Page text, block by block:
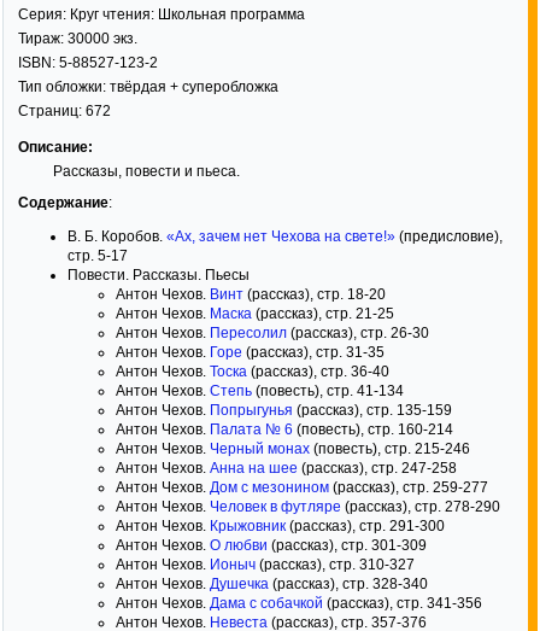
Серия: Круг чтения: Школьная программа
Тираж: 30000 экз.
ISBN: 5-88527-123-2
Тип обложки: твёрдая + суперобложка
Страниц: 672
Описание:
Рассказы, повести и пьеса.
Содержание:
В. Б. Коробов. «Ах, зачем нет Чехова на свете!» (предисловие),
стр. 5-17
Повести. Рассказы. Пьесы
Антон Чехов. Винт (рассказ), стр. 18-20
Антон Чехов. Маска (рассказ), стр. 21-25
Антон Чехов. Пересолил (рассказ), стр. 26-30
Антон Чехов. Горе (рассказ), стр. 31-35
Антон Чехов. Тоска (рассказ), стр. 36-40
Антон Чехов. Степь (повесть), стр. 41-134
Антон Чехов. Попрыгунья (рассказ), стр. 135-159
Антон Чехов. Палата № 6 (повесть), стр. 160-214
Антон Чехов. Черный монах (повесть), стр. 215-246
Антон Чехов. Анна на шее (рассказ), стр. 247-258
Антон Чехов. Дом с мезонином (рассказ), стр. 259-277
Антон Чехов. Человек в футляре (рассказ), стр. 278-290
Антон Чехов. Крыжовник (рассказ), стр. 291-300
Антон Чехов. О любви (рассказ), стр. 301-309
Антон Чехов. Ионыч (рассказ), стр. 310-327
Антон Чехов. Душечка (рассказ), стр. 328-340
Антон Чехов. Дама с собачкой (рассказ), стр. 341-356
Антон Чехов. Невеста (рассказ), стр. 357-376